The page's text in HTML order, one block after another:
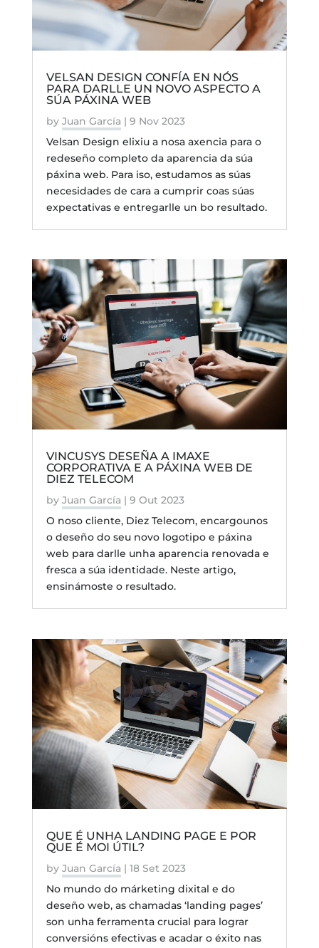
VELSAN DESIGN CONFÍA EN NÓS
PARA DARLLE UN NOVO ASPECTO A
SÚA PÁXINA WEB
by Juan García | 9 Nov 2023
Velsan Design elixiu a nosa axencia para o
redeseño completo da aparencia da súa
páxina web. Para iso, estudamos as súas
necesidades de cara a cumprir coas súas
expectativas e entregarlle un bo resultado.
VINCUSYS DESEÑA A IMAXE
CORPORATIVA E A PÁXINA WEB DE
DIEZ TELECOM
by Juan García | 9 Out 2023
O noso cliente, Diez Telecom, encargounos
o deseño do seu novo logotipo e páxina
web para darlle unha aparencia renovada e
fresca a súa identidade. Neste artigo,
ensinámoste o resultado.
QUE É UNHA LANDING PAGE E POR
QUE É MOI ÚTIL?
by Juan García | 18 Set 2023
No mundo do márketing dixital e do
deseño web, as chamadas ‘landing pages’
son unha ferramenta crucial para lograr
conversións efectivas e acadar o éxito nas